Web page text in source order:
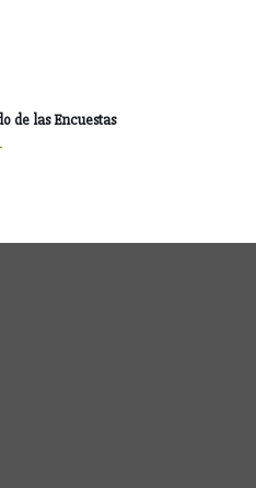
de las Encuestas